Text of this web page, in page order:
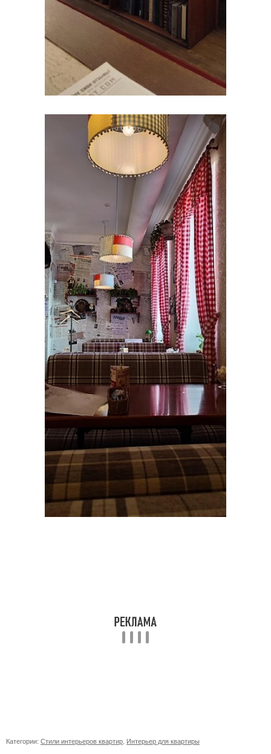
Категории: Стили интерьеров квартир Интерьер для квартиры